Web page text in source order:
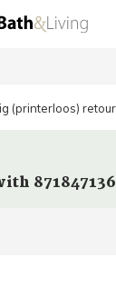
(printerloos)